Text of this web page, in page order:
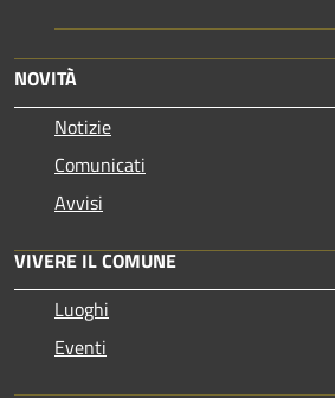
NOVITÀ
Notizie
Comunicati
Avvisi
VIVERE IL COMUNE
Luoghi
Eventi